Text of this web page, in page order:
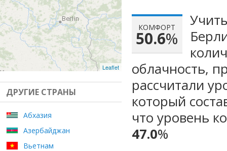
Leaflet
ДРУГИЕ СТРАНЫ
Абхазия
Азербайджан
Вьетнам
КОМФОРТ
50.6%
облачность,
рассчитали
который
что уровень
47.0%